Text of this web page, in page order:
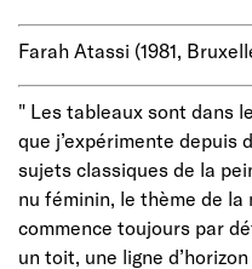
Farah Atassi (1981,
" Les tableaux sont dans
que j’expérimente depuis
sujets classiques de la
nu féminin, le thème de la
commence toujours par
un toit, une ligne